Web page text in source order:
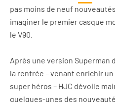
pas moins de neuf
imaginer le premier casque
le V90.
Après une version Superman
la rentrée – venant enrichir
super héros – HJC dévoile
quelques-unes des